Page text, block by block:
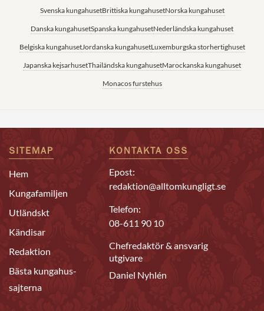
Svenska kungahusetBrittiska kungahusetNorska kungahuset
Danska kungahusetSpanska kungahusetNederländska kungahuset
Belgiska kungahusetJordanska kungahusetLuxemburgska storhertighuset
Japanska kejsarhusetThailändska kungahusetMarockanska kungahuset
Monacos furstehus
SITEMAP
Hem
Kungafamiljen
Utländskt
Kändisar
Redaktion
Bästa kungahus-
sajterna
KONTAKTA OSS
Epost:
redaktion@alltomkungligt.se
Telefon:
08-611 90 10
Chefredaktör & ansvarig
utgivare
Daniel Nyhlén